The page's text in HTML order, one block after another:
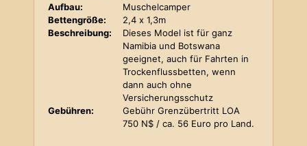
Aufbau:
Muschelcamper
Bettengröße:
2,4 x 1,3m
Beschreibung:
Dieses Model ist für ganz
Namibia und Botswana
geeignet, auch für Fahrten in
Trockenflussbetten, wenn
dann auch ohne
Versicherungsschutz
Gebühren:
Gebühr Grenzübertritt LOA
750 N$ / ca. 56 Euro pro Land.